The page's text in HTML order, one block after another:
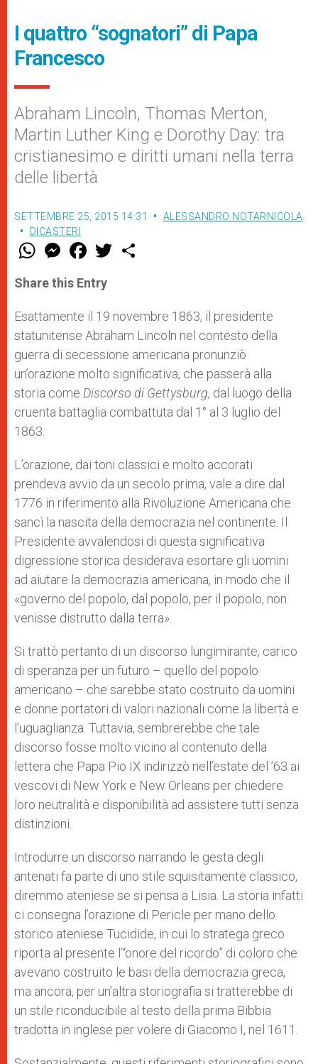
I quattro “sognatori” di Papa
Francesco
Abraham Lincoln, Thomas Merton,
Martin Luther King e Dorothy Day: tra
cristianesimo e diritti umani nella terra
delle libertà
SETTEMBRE 25, 2015 14:31
ALESSANDRO NOTARNICOLA
DICASTERI
W
t
s
p
p
M
e
s
e
g
e
r
F
a
e
b
o
k
w
r
Share this Entry
Esattamente il 19 novembre 1863, il presidente
statunitense Abraham Lincoln nel contesto della
guerra di secessione americana pronunziò
un’orazione molto significativa, che passerà alla
storia come Discorso di Gettysburg, dal luogo della
cruenta battaglia combattuta dal 1° al 3 luglio del
1863.
L’orazione, dai toni classici e molto accorati
prendeva avvio da un secolo prima, vale a dire dal
1776 in riferimento alla Rivoluzione Americana che
sancì la nascita della democrazia nel continente. Il
Presidente avvalendosi di questa significativa
digressione storica desiderava esortare gli uomini
ad aiutare la democrazia americana, in modo che il
«governo del popolo, dal popolo, per il popolo, non
venisse distrutto dalla terra».
Si trattò pertanto di un discorso lungimirante, carico
di speranza per un futuro – quello del popolo
americano – che sarebbe stato costruito da uomini
e donne portatori di valori nazionali come la libertà e
l’uguaglianza. Tuttavia, sembrerebbe che tale
discorso fosse molto vicino al contenuto della
lettera che Papa Pio IX indirizzò nell’estate del ’63 ai
vescovi di New York e New Orleans per chiedere
loro neutralità e disponibilità ad assistere tutti senza
distinzioni.
Introdurre un discorso narrando le gesta degli
antenati fa parte di uno stile squisitamente classico,
diremmo ateniese se si pensa a Lisia. La storia infatti
ci consegna l’orazione di Pericle per mano dello
storico ateniese Tucidide, in cui lo stratega greco
riporta al presente l’“onore del ricordo” di coloro che
avevano costruito le basi della democrazia greca,
ma ancora, per un’altra storiografia si tratterebbe di
un stile riconducibile al testo della prima Bibbia
tradotta in inglese per volere di Giacomo I, nel 1611.